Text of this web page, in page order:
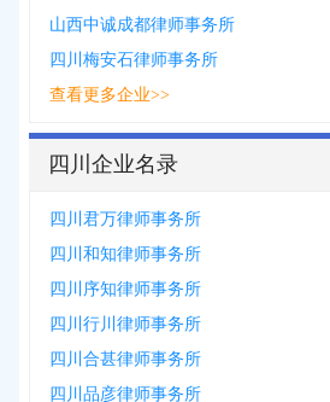
山西中诚成都律师事务所
四川梅安石律师事务所
查看更多企业>>
四川企业名录
四川君万律师事务所
四川和知律师事务所
四川序知律师事务所
四川行川律师事务所
四川合甚律师事务所
四川品彦律师事务所